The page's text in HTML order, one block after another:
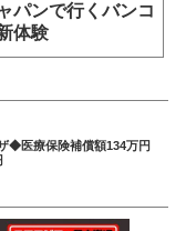
パンで行くバンコ
体験
◆医療保険補償額134万円